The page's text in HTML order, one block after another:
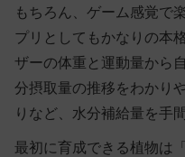
もちろん、ゲーム感覚で
プリとしてもかなりの本
ザーの体重と運動量から
分摂取量の推移をわかり
りなど、水分補給量を手
最初に育成できる植物は